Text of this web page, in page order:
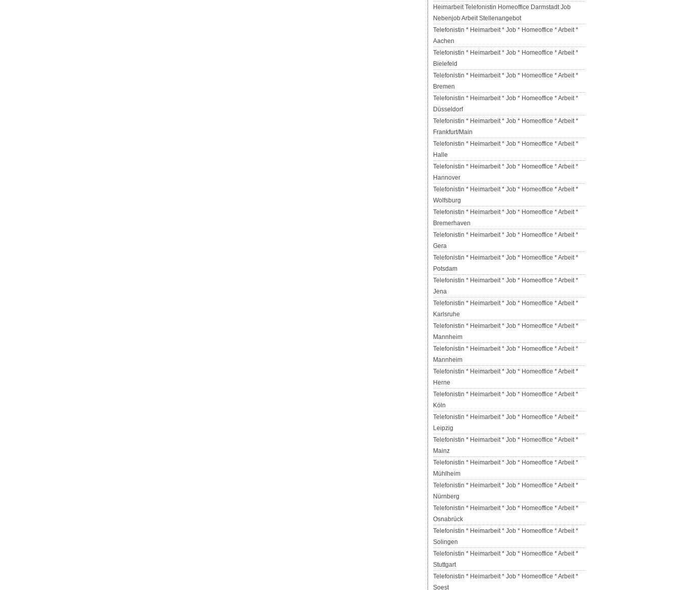
Heimarbeit Telefonistin Homeoffice Darmstadt Job
Nebenjob Arbeit Stellenangebot
Telefonistin * Heimarbeit * Job * Homeoffice * Arbeit *
Aachen
Telefonistin * Heimarbeit * Job * Homeoffice * Arbeit *
Bielefeld
Telefonistin * Heimarbeit * Job * Homeoffice * Arbeit *
Bremen
Telefonistin * Heimarbeit * Job * Homeoffice * Arbeit *
Düsseldorf
Telefonistin * Heimarbeit * Job * Homeoffice * Arbeit *
Frankfurt/Main
Telefonistin * Heimarbeit * Job * Homeoffice * Arbeit *
Halle
Telefonistin * Heimarbeit * Job * Homeoffice * Arbeit *
Hannover
Telefonistin * Heimarbeit * Job * Homeoffice * Arbeit *
Wolfsburg
Telefonistin * Heimarbeit * Job * Homeoffice * Arbeit *
Bremerhaven
Telefonistin * Heimarbeit * Job * Homeoffice * Arbeit *
Gera
Telefonistin * Heimarbeit * Job * Homeoffice * Arbeit *
Potsdam
Telefonistin * Heimarbeit * Job * Homeoffice * Arbeit *
Jena
Telefonistin * Heimarbeit * Job * Homeoffice * Arbeit *
Karlsruhe
Telefonistin * Heimarbeit * Job * Homeoffice * Arbeit *
Mannheim
Telefonistin * Heimarbeit * Job * Homeoffice * Arbeit *
Mannheim
Telefonistin * Heimarbeit * Job * Homeoffice * Arbeit *
Herne
Telefonistin * Heimarbeit * Job * Homeoffice * Arbeit *
Köln
Telefonistin * Heimarbeit * Job * Homeoffice * Arbeit *
Leipzig
Telefonistin * Heimarbeit * Job * Homeoffice * Arbeit *
Mainz
Telefonistin * Heimarbeit * Job * Homeoffice * Arbeit *
Mühlheim
Telefonistin * Heimarbeit * Job * Homeoffice * Arbeit *
Nürnberg
Telefonistin * Heimarbeit * Job * Homeoffice * Arbeit *
Osnabrück
Telefonistin * Heimarbeit * Job * Homeoffice * Arbeit *
Solingen
Telefonistin * Heimarbeit * Job * Homeoffice * Arbeit *
Stuttgart
Telefonistin * Heimarbeit * Job * Homeoffice * Arbeit *
Soest